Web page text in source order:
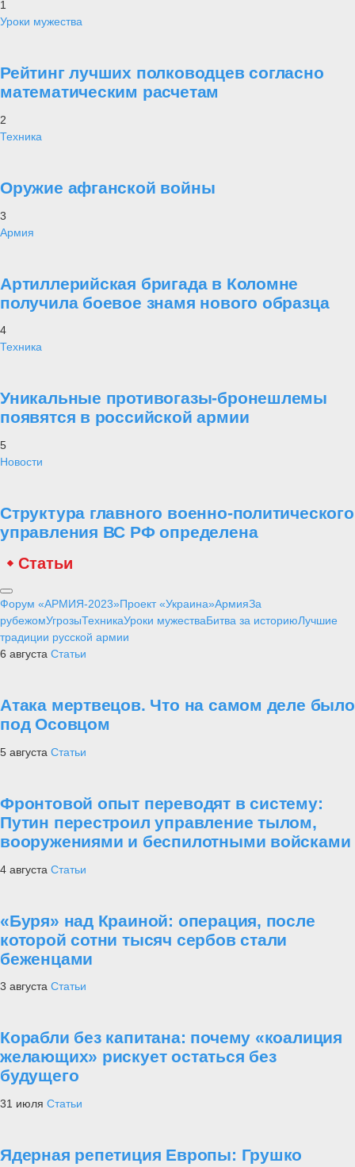
1
Уроки мужества
Рейтинг лучших полководцев согласно
математическим расчетам
2
Техника
Оружие афганской войны
3
Армия
Артиллерийская бригада в Коломне
получила боевое знамя нового образца
4
Техника
Уникальные противогазы-бронешлемы
появятся в российской армии
5
Новости
Структура главного военно-политического
управления ВС РФ определена
Статьи
Форум «АРМИЯ-2023»Проект «Украина»АрмияЗа
рубежомУгрозыТехникаУроки мужестваБитва за историюЛучшие
традиции русской армии
6 августа Статьи
Атака мертвецов. Что на самом деле было
под Осовцом
5 августа Статьи
Фронтовой опыт переводят в систему:
Путин перестроил управление тылом,
вооружениями и беспилотными войсками
4 августа Статьи
«Буря» над Краиной: операция, после
которой сотни тысяч сербов стали
беженцами
3 августа Статьи
Корабли без капитана: почему «коалиция
желающих» рискует остаться без
будущего
31 июля Статьи
Ядерная репетиция Европы: Грушко